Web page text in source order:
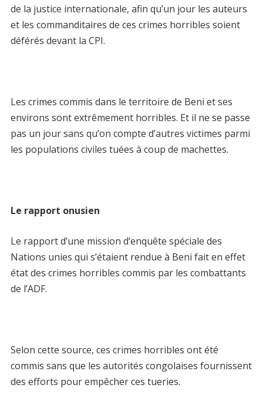
de la justice internationale, afin qu’un jour les auteurs
et les commanditaires de ces crimes horribles soient
déférés devant la CPI.
Les crimes commis dans le territoire de Beni et ses
environs sont extrêmement horribles. Et il ne se passe
pas un jour sans qu’on compte d’autres victimes parmi
les populations civiles tuées à coup de machettes.
Le rapport onusien
Le rapport d’une mission d’enquête spéciale des
Nations unies qui s’étaient rendue à Beni fait en effet
état des crimes horribles commis par les combattants
de l’ADF.
Selon cette source, ces crimes horribles ont été
commis sans que les autorités congolaises fournissent
des efforts pour empêcher ces tueries.